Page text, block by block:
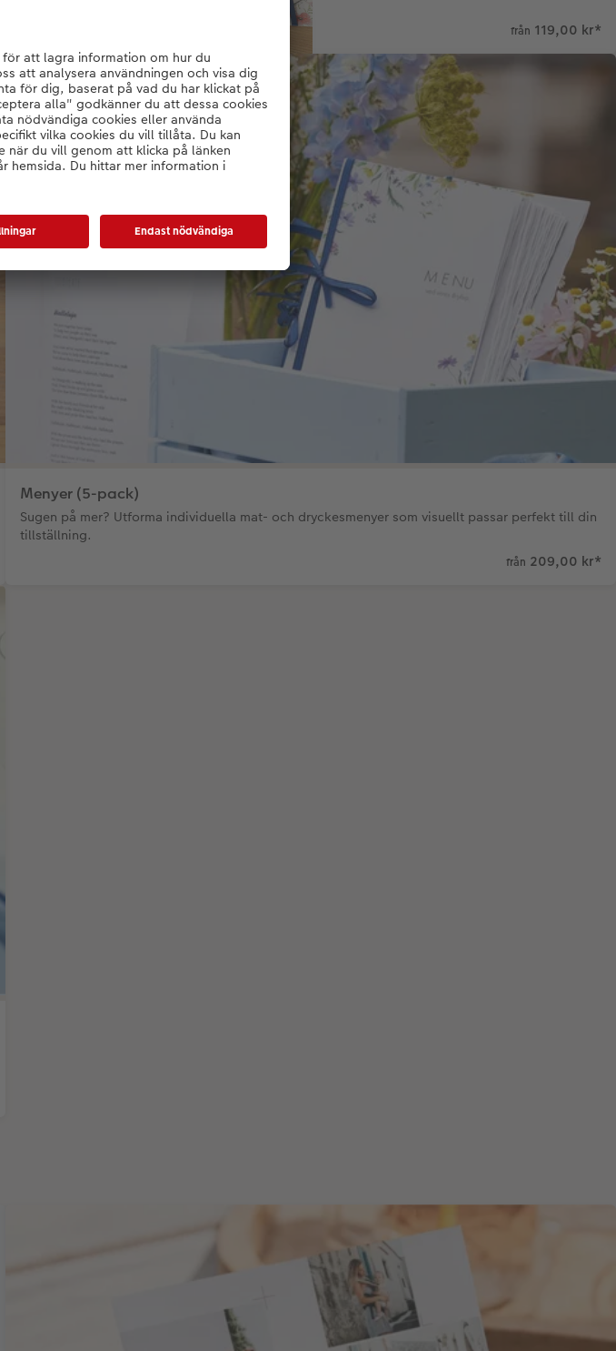
från 119,00 kr*
Menyer (5-pack)
Sugen på mer? Utforma individuella mat- och dryckesmenyer som visuellt passar perfekt till din
tillställning.
från 209,00 kr*